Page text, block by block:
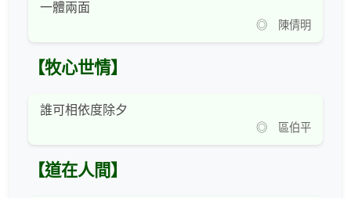
一體兩面
◎ 陳倩明
【牧心世情】
誰可相依度除夕
◎ 區伯平
【道在人間】